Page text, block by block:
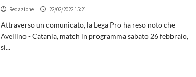
Redazione 22/02/2022 15:21
Attraverso un comunicato, la Lega Pro ha reso noto che
Avellino - Catania, match in programma sabato 26 febbraio,
si...